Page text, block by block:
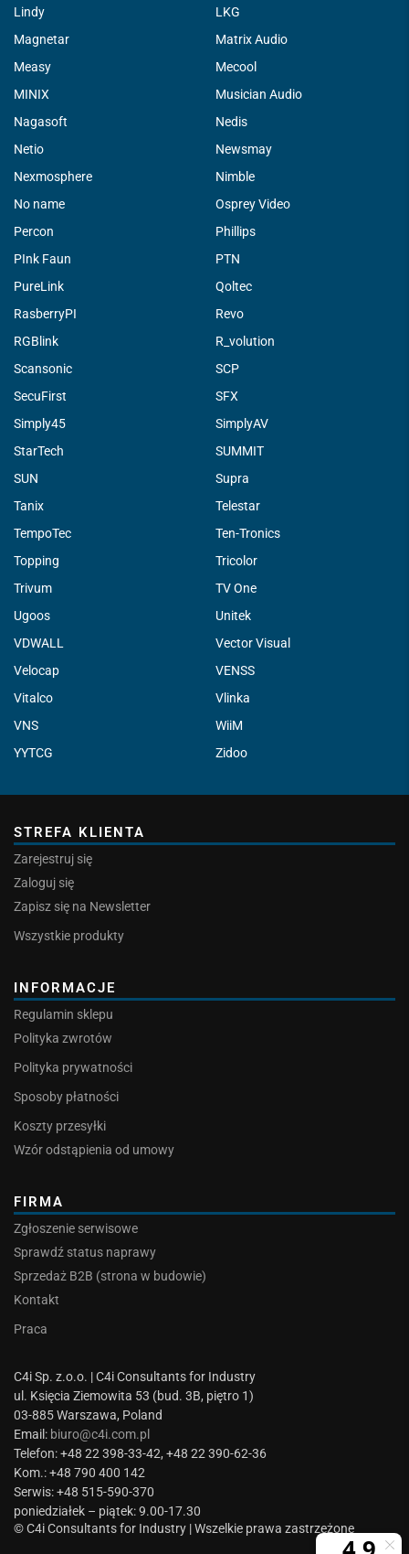
Lindy
LKG
Magnetar
Matrix Audio
Measy
Mecool
MINIX
Musician Audio
Nagasoft
Nedis
Netio
Newsmay
Nexmosphere
Nimble
No name
Osprey Video
Percon
Phillips
PInk Faun
PTN
PureLink
Qoltec
RasberryPI
Revo
RGBlink
R_volution
Scansonic
SCP
SecuFirst
SFX
Simply45
SimplyAV
StarTech
SUMMIT
SUN
Supra
Tanix
Telestar
TempoTec
Ten-Tronics
Topping
Tricolor
Trivum
TV One
Ugoos
Unitek
VDWALL
Vector Visual
Velocap
VENSS
Vitalco
Vlinka
VNS
WiiM
YYTCG
Zidoo
STREFA KLIENTA
Zarejestruj się
Zaloguj się
Zapisz się na Newsletter
Wszystkie produkty
INFORMACJE
Regulamin sklepu
Polityka zwrotów
Polityka prywatności
Sposoby płatności
Koszty przesyłki
Wzór odstąpienia od umowy
FIRMA
Zgłoszenie serwisowe
Sprawdź status naprawy
Sprzedaż B2B (strona w budowie)
Kontakt
Praca
C4i Sp. z.o.o. | C4i Consultants for Industry
ul. Księcia Ziemowita 53 (bud. 3B, piętro 1)
03-885 Warszawa, Poland
Email: biuro@c4i.com.pl
Telefon: +48 22 398-33-42, +48 22 390-62-36
Kom.: +48 790 400 142
Serwis: +48 515-590-370
poniedziałek – piątek: 9.00-17.30
© C4i Consultants for Industry | Wszelkie prawa zastrzeżone